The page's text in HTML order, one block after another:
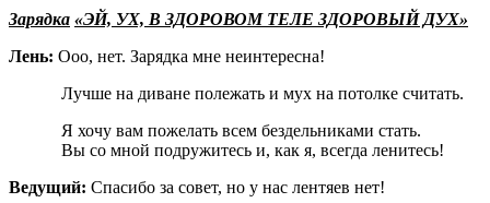
Зарядка «ЭЙ, УХ, В ЗДОРОВОМ ТЕЛЕ ЗДОРОВЫЙ ДУХ»
Лень: Ооо, нет. Зарядка мне неинтересна!
Лучше на диване полежать и мух на потолке считать.
Я хочу вам пожелать всем бездельниками стать.
Вы со мной подружитесь и, как я, всегда ленитесь!
Ведущий: Спасибо за совет, но у нас лентяев нет!